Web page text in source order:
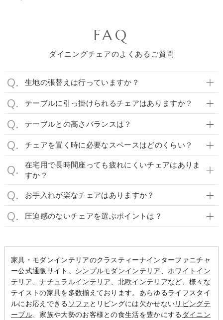
FAQ
ダイニングチェアのよくあるご質問
生地の張替えは行っていますか？
テーブルに引っ掛けられるチェアはありますか？
テーブルとの高さバランスは？
チェアを置く時に必要なスペースはどのくらい？
在宅用で長時間座っても疲れにくいチェアはありま
すか？
お手入れが楽なチェアはありますか？
圧迫感のないチェアを選ぶポイントは？
家具・モダンインテリアのクラスティーナインターファニチャ
ー公式通販サイト。 シンプルモダンインテリア、ホワイトイン
テリア、ナチュラルインテリア、 北欧インテリアなど、様々な
テイストの家具を多数揃えております。あらゆるライフスタイ
ルにお応えできる ソファ とリビングには欠かせないリビングテ
ーブル、家族や大勢のお客様との食生活を豊かにする ダイニン